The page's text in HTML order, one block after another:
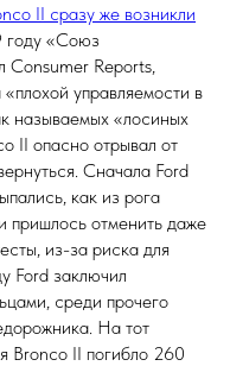
II сразу же возникли
году «Союз
Consumer Reports,
управляемости в
называемых «лосиных
II опасно отрывал от
Сначала Ford
как из рога
пришлось отменить даже
из-за риска для
Ford заключил
среди прочего
На тот
Bronco II погибло 260